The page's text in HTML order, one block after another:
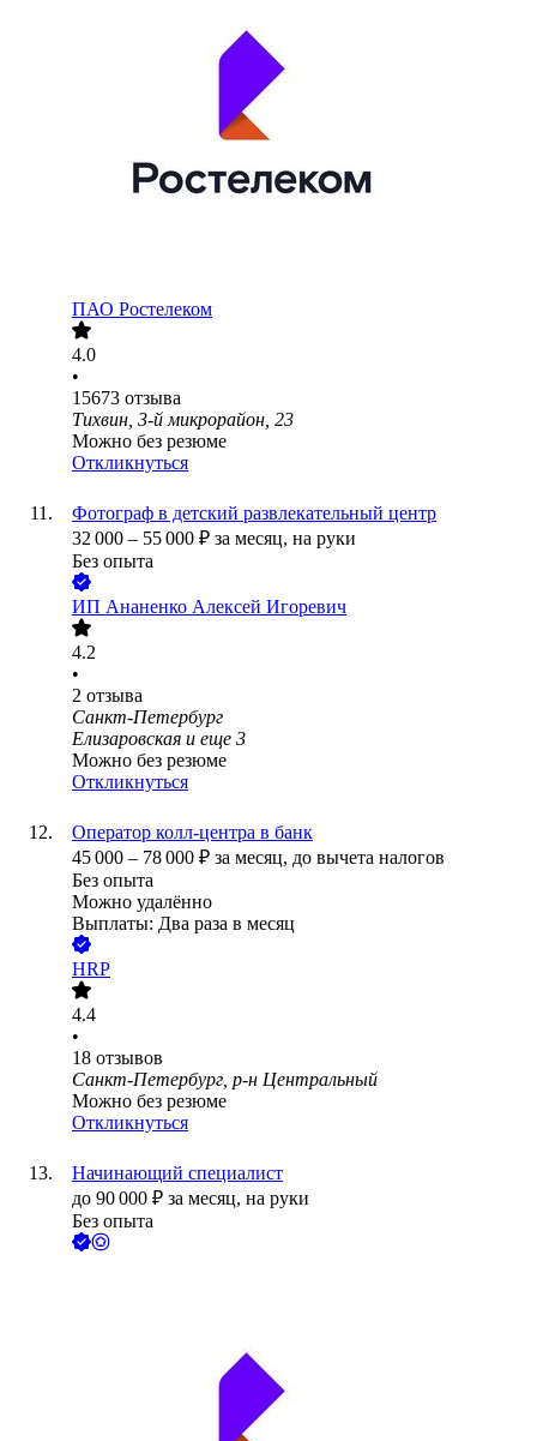
ПАО Ростелеком
4.0
•
15673 отзыва
Тихвин, 3-й микрорайон, 23
Можно без резюме
Откликнуться
Фотограф в детский развлекательный центр
32 000 – 55 000 ₽ за месяц, на руки
Без опыта
ИП Ананенко Алексей Игоревич
4.2
•
2 отзыва
Санкт-Петербург
Елизаровская и еще 3
Можно без резюме
Откликнуться
Оператор колл-центра в банк
45 000 – 78 000 ₽ за месяц, до вычета налогов
Без опыта
Можно удалённо
Выплаты: Два раза в месяц
HRP
4.4
•
18 отзывов
Санкт-Петербург, р-н Центральный
Можно без резюме
Откликнуться
Начинающий специалист
до 90 000 ₽ за месяц, на руки
Без опыта